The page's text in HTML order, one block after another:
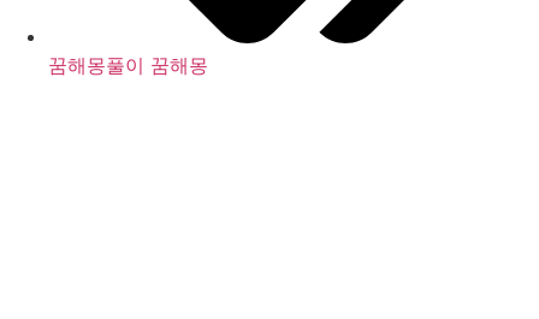
꿈해몽풀이 꿈해몽